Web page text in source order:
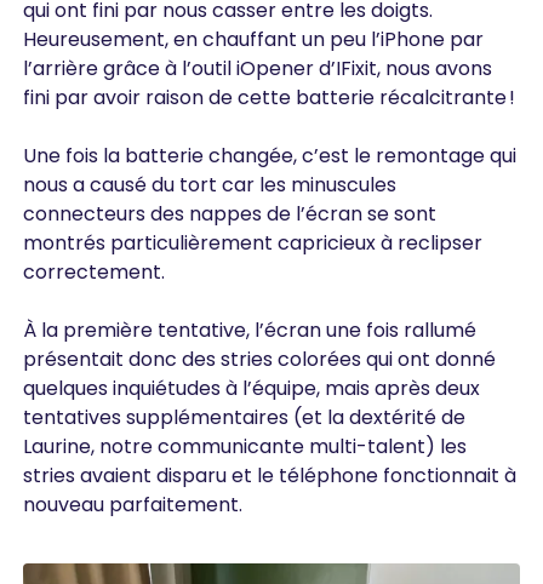
qui ont fini par nous casser entre les doigts.
Heureusement, en chauffant un peu l’iPhone par
l’arrière grâce à l’outil iOpener d’IFixit, nous avons
fini par avoir raison de cette batterie récalcitrante !
Une fois la batterie changée, c’est le remontage qui
nous a causé du tort car les minuscules
connecteurs des nappes de l’écran se sont
montrés particulièrement capricieux à reclipser
correctement.
À la première tentative, l’écran une fois rallumé
présentait donc des stries colorées qui ont donné
quelques inquiétudes à l’équipe, mais après deux
tentatives supplémentaires (et la dextérité de
Laurine, notre communicante multi-talent) les
stries avaient disparu et le téléphone fonctionnait à
nouveau parfaitement.